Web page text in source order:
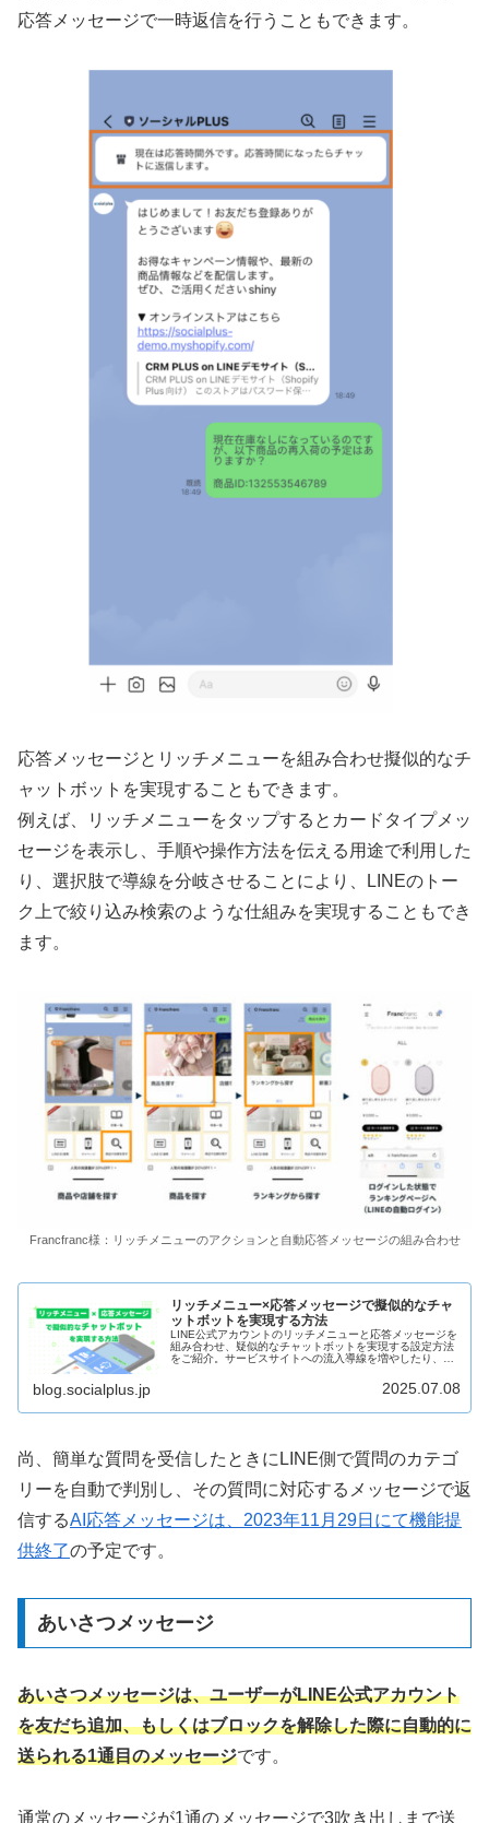
応答メッセージで一時返信を行うこともできます。
応答メッセージとリッチメニューを組み合わせ擬似的なチ
ャットボットを実現することもできます。
例えば、リッチメニューをタップするとカードタイプメッ
セージを表示し、手順や操作方法を伝える用途で利用した
り、選択肢で導線を分岐させることにより、LINEのトー
ク上で絞り込み検索のような仕組みを実現することもでき
ます。
Francfranc様：リッチメニューのアクションと自動応答メッセージの組み合わせ
リッチメニュー×応答メッセージで擬似的なチャ
ットボットを実現する方法
LINE公式アカウントのリッチメニューと応答メッセージを
組み合わせ、疑似的なチャットボットを実現する設定方法
をご紹介。サービスサイトへの流入導線を増やしたり、限
リッチメニューを通して便利な顧客体験を提供し、LINE経
由の売上増につなげる方法を事例を交えて解説します。
blog.socialplus.jp 2025.07.08
尚、簡単な質問を受信したときにLINE側で質問のカテゴ
リーを自動で判別し、その質問に対応するメッセージで返
信するAI応答メッセージは、2023年11月29日にて機能提
供終了の予定です。
あいさつメッセージ
あいさつメッセージは、ユーザーがLINE公式アカウント
を友だち追加、もしくはブロックを解除した際に自動的に
送られる1通目のメッセージです。
通常のメッセージが1通のメッセージで3吹き出しまで送